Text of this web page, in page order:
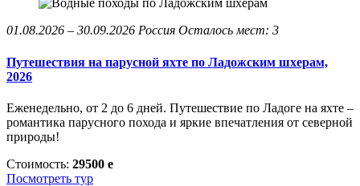
01.08.2026 – 30.09.2026 Россия Осталось мест: 3
Путешествия на парусной яхте по Ладожским шхерам,
2026
Еженедельно, от 2 до 6 дней. Путешествие по Ладоге на яхте –
романтика парусного похода и яркие впечатления от северной
природы!
Стоимость: 29500 e
Посмотреть тур